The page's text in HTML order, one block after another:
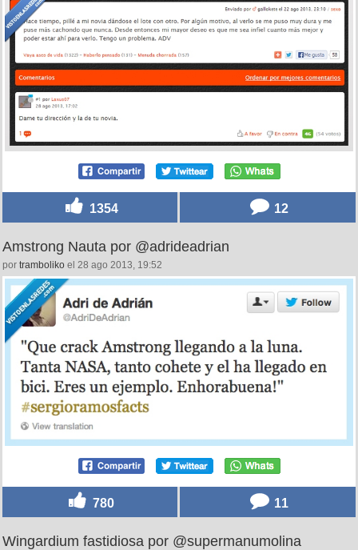
1354 12
Amstrong Nauta por @adrideadrian
por tramboliko el 28 ago 2013, 19:52
780 11
Wingardium fastidiosa por @supermanumolina